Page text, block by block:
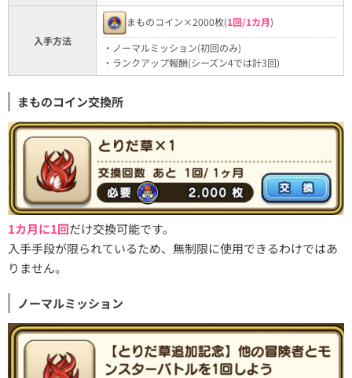
入手方法
まものコイン×2000枚(1回/1カ月)
・ノーマルミッション(初回のみ)
・ランクアップ報酬(シーズン4では計3回)
まものコイン交換所
1カ月に1回だけ交換可能です。
入手手段が限られているため、無制限に使用できるわけではあ
りません。
ノーマルミッション